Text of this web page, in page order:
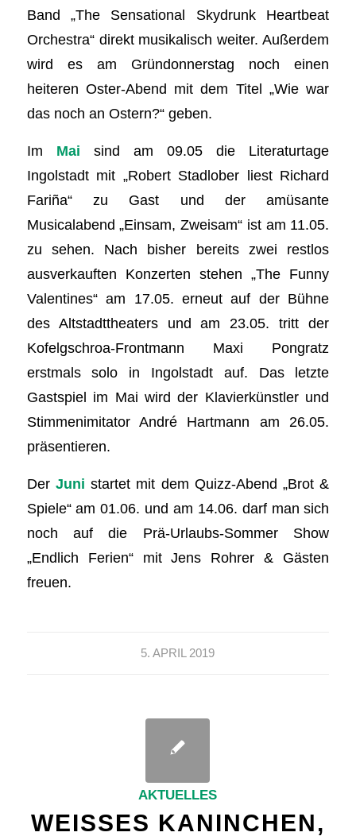
Band „The Sensational Skydrunk Heartbeat
Orchestra“ direkt musikalisch weiter. Außerdem
wird es am Gründonnerstag noch einen
heiteren Oster-Abend mit dem Titel „Wie war
das noch an Ostern?“ geben.
Im Mai sind am 09.05 die Literaturtage
Ingolstadt mit „Robert Stadlober liest Richard
Fariña“ zu Gast und der amüsante
Musicalabend „Einsam, Zweisam“ ist am 11.05.
zu sehen. Nach bisher bereits zwei restlos
ausverkauften Konzerten stehen „The Funny
Valentines“ am 17.05. erneut auf der Bühne
des Altstadttheaters und am 23.05. tritt der
Kofelgschroa-Frontmann Maxi Pongratz
erstmals solo in Ingolstadt auf. Das letzte
Gastspiel im Mai wird der Klavierkünstler und
Stimmenimitator André Hartmann am 26.05.
präsentieren.
Der Juni startet mit dem Quizz-Abend „Brot &
Spiele“ am 01.06. und am 14.06. darf man sich
noch auf die Prä-Urlaubs-Sommer Show
„Endlich Ferien“ mit Jens Rohrer & Gästen
freuen.
5. APRIL 2019
AKTUELLES
WEISSES KANINCHEN, R